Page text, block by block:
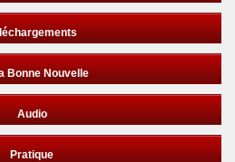
Bonne Nouvelle
Audio
Pratique